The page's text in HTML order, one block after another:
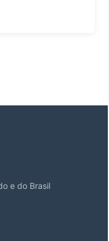
e do Brasil